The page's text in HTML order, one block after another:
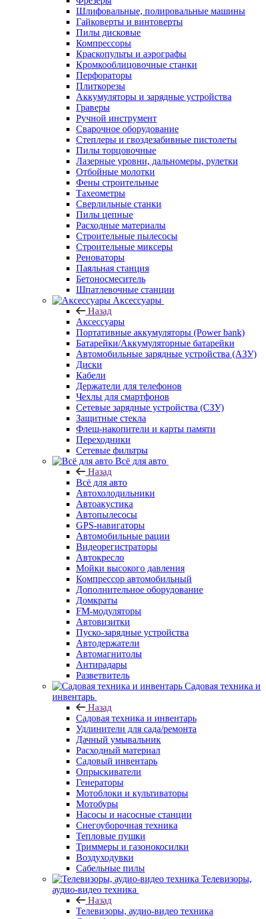
Шлифовальные, полировальные машины
Гайковерты и винтоверты
Пилы дисковые
Компрессоры
Краскопульты и аэрографы
Кромкооблицовочные станки
Перфораторы
Плиткорезы
Аккумуляторы и зарядные устройства
Граверы
Ручной инструмент
Сварочное оборудование
Степлеры и гвоздезабивные пистолеты
Пилы торцовочные
Лазерные уровни, дальномеры, рулетки
Отбойные молотки
Фены строительные
Тахеометры
Сверлильные станки
Пилы цепные
Расходные материалы
Строительные пылесосы
Строительные миксеры
Реноваторы
Паяльная станция
Бетоносмеситель
Шпатлевочные станции
Аксессуары
Назад
Аксессуары
Портативные аккумуляторы (Power bank)
Батарейки/Аккумуляторные батарейки
Автомобильные зарядные устройства (АЗУ)
Диски
Кабели
Держатели для телефонов
Чехлы для смартфонов
Сетевые зарядные устройства (СЗУ)
Защитные стекла
Флеш-накопители и карты памяти
Переходники
Сетевые фильтры
Всё для авто
Назад
Всё для авто
Автохолодильники
Автоакустика
Автопылесосы
GPS-навигаторы
Автомобильные рации
Видеорегистраторы
Автокресло
Мойки высокого давления
Компрессор автомобильный
Дополнительное оборудование
Домкраты
FM-модуляторы
Автовизитки
Пуско-зарядные устройства
Автодержатели
Автомагнитолы
Антирадары
Разветвитель
Садовая техника и
инвентарь
Назад
Садовая техника и инвентарь
Удлинители для сада/ремонта
Дачный умывальник
Расходный материал
Садовый инвентарь
Опрыскиватели
Генераторы
Мотоблоки и культиваторы
Мотобуры
Насосы и насосные станции
Снегоуборочная техника
Тепловые пушки
Триммеры и газонокосилки
Воздуходувки
Сабельные пилы
Телевизоры,
аудио-видео техника
Назад
Телевизоры, аудио-видео техника